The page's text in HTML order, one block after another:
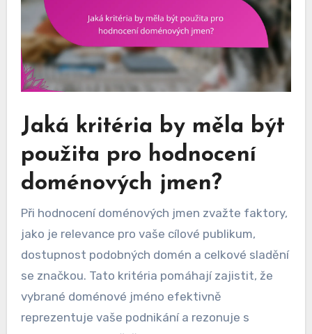
Jaká kritéria by měla být
použita pro hodnocení
doménových jmen?
Při hodnocení doménových jmen zvažte faktory,
jako je relevance pro vaše cílové publikum,
dostupnost podobných domén a celkové sladění
se značkou. Tato kritéria pomáhají zajistit, že
vybrané doménové jméno efektivně
reprezentuje vaše podnikání a rezonuje s